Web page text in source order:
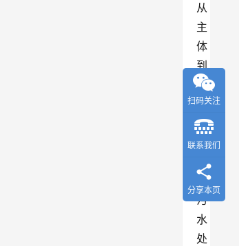
从
主
体
到
通
风
到
电
气
到
污
水
处
扫码关注
联系我们
分享本页